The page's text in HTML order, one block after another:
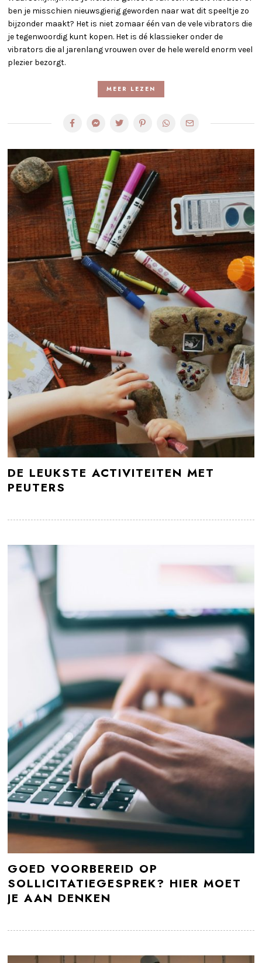
ben je misschien nieuwsgierig geworden naar wat dit speeltje zo
bijzonder maakt? Het is niet zomaar één van de vele vibrators die
je tegenwoordig kunt kopen. Het is dé klassieker onder de
vibrators die al jarenlang vrouwen over de hele wereld enorm veel
plezier bezorgt.
MEER LEZEN
DE LEUKSTE ACTIVITEITEN MET
PEUTERS
GOED VOORBEREID OP
SOLLICITATIEGESPREK? HIER MOET
JE AAN DENKEN